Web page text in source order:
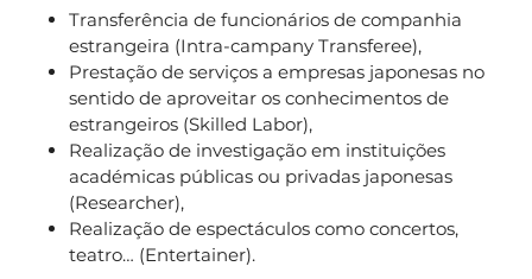
Transferência de funcionários de companhia
estrangeira (Intra-campany Transferee),
Prestação de serviços a empresas japonesas no
sentido de aproveitar os conhecimentos de
estrangeiros (Skilled Labor),
Realização de investigação em instituições
académicas públicas ou privadas japonesas
(Researcher),
Realização de espectáculos como concertos,
teatro… (Entertainer).